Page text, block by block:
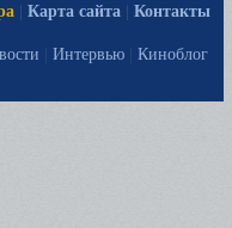
Карта сайта
Контакты
Интервью Киноблог